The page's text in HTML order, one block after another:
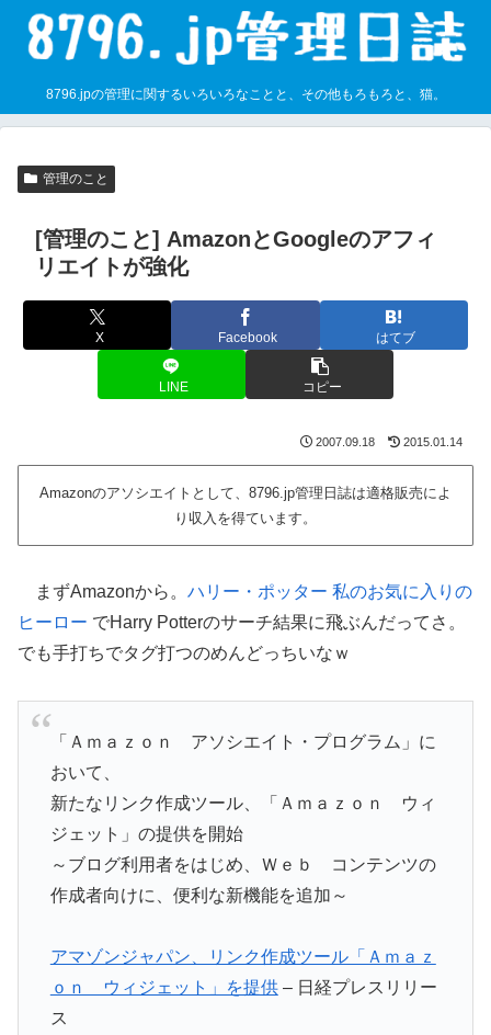
8796.jpの管理に関するいろいろなことと、その他もろもろと、猫。
管理のこと
[管理のこと] AmazonとGoogleのアフィ
リエイトが強化
X Facebook はてブ
LINE コピー
2007.09.18 2015.01.14
Amazonのアソシエイトとして、8796.jp管理日誌は適格販売によ
り収入を得ています。
まずAmazonから。 ハリー・ポッター 私のお気に入りの
ヒーロー でHarry Potterのサーチ結果に飛ぶんだってさ。
でも手打ちでタグ打つのめんどっちいなｗ
「Ａｍａｚｏｎ アソシエイト・プログラム」に
おいて、
新たなリンク作成ツール、「Ａｍａｚｏｎ ウィ
ジェット」の提供を開始
～ブログ利用者をはじめ、Ｗｅｂ コンテンツの
作成者向けに、便利な新機能を追加～
アマゾンジャパン、リンク作成ツール「Ａｍａｚ
ｏｎ ウィジェット」を提供– 日経プレスリリー
ス